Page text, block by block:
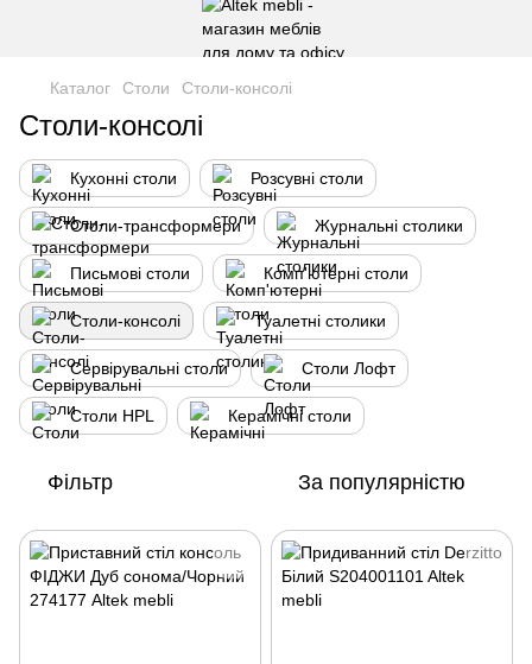
Каталог Столи Столи-консолі
Столи-консолі
Кухонні столи Розсувні столи
Столи-трансформери Журнальні столики
Письмові столи Комп'ютерні столи
Столи-консолі Туалетні столики
Сервірувальні столи Столи Лофт
Столи HPL Керамічні столи
Фільтр За популярністю